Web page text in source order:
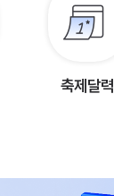
축제달력